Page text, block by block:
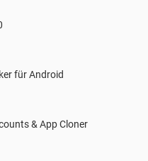
für Android
& App Cloner